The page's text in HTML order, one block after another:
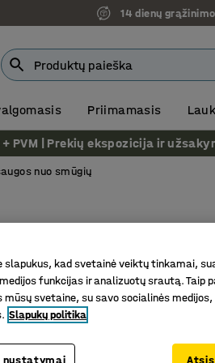
14 dienų
Priimamasis
PVM | Prekių ekspozicija ir
nuo smūgių
slapukus, kad svetainė veiktų tinkamai,
funkcijas ir analizuotų srautą. Taip
mūsų svetaine, su savo socialinės
Slapukų politika